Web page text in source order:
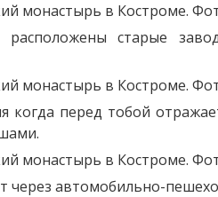
старые
перед тобой
через автомобильно-